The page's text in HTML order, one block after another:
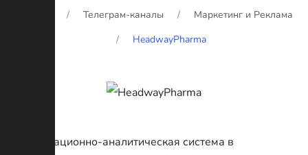
Телеграм-каналы
Маркетинг и Реклама
HeadwayPharma
Информационно-аналитическая система в